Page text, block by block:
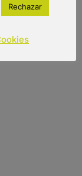
78 gr
cm / Peso: 14
Rechazar